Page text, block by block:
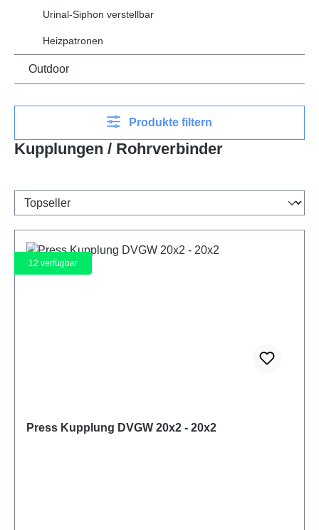
Urinal-Siphon verstellbar
Heizpatronen
Outdoor
Produkte filtern
Kupplungen / Rohrverbinder
12 verfügbar
Press Kupplung DVGW 20x2 - 20x2